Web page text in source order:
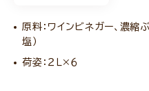
原料：ワインビネガー、濃
塩）
荷姿：２Ｌ×６